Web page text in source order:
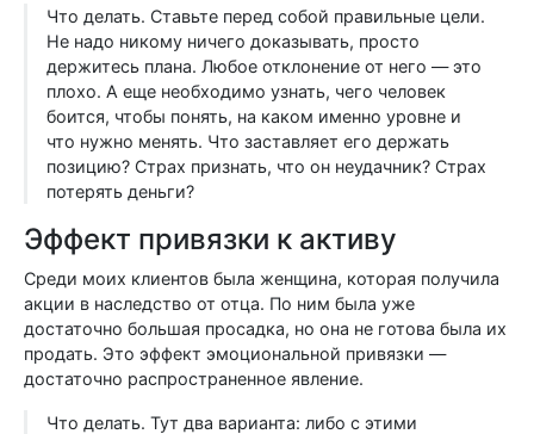
Что делать. Ставьте перед собой правильные цели.
Не надо никому ничего доказывать, просто
держитесь плана. Любое отклонение от него — это
плохо. А еще необходимо узнать, чего человек
боится, чтобы понять, на каком именно уровне и
что нужно менять. Что заставляет его держать
позицию? Страх признать, что он неудачник? Страх
потерять деньги?
Эффект привязки к активу
Среди моих клиентов была женщина, которая получила
акции в наследство от отца. По ним была уже
достаточно большая просадка, но она не готова была их
продать. Это эффект эмоциональной привязки —
достаточно распространенное явление.
Что делать. Тут два варианта: либо с этими